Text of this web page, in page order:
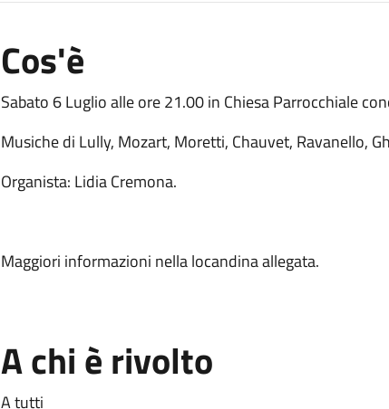
Cos'è
Sabato 6 Luglio alle ore 21.00 in Chiesa Parrocchiale
Musiche di Lully, Mozart, Moretti, Chauvet, Ravanello,
Organista: Lidia Cremona.
Maggiori informazioni nella locandina allegata.
A chi è rivolto
A tutti